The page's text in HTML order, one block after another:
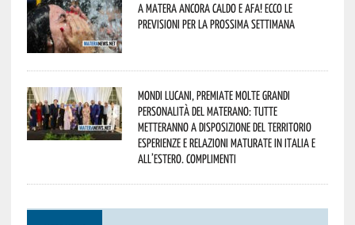
A Matera ancora caldo e afa! Ecco le
previsioni per la prossima settimana
Mondi lucani, premiate molte grandi
personalità del materano: tutte
metteranno a disposizione del territorio
esperienze e relazioni maturate in Italia e
all’estero. Complimenti